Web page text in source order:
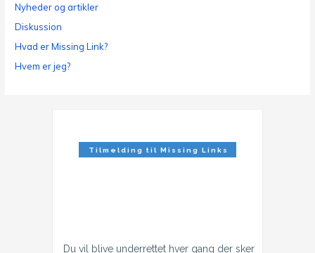
Nyheder og artikler
Diskussion
Hvad er Missing Link?
Hvem er jeg?
Du vil blive underrettet hver gang der sker
Tilmelding til Missing Links